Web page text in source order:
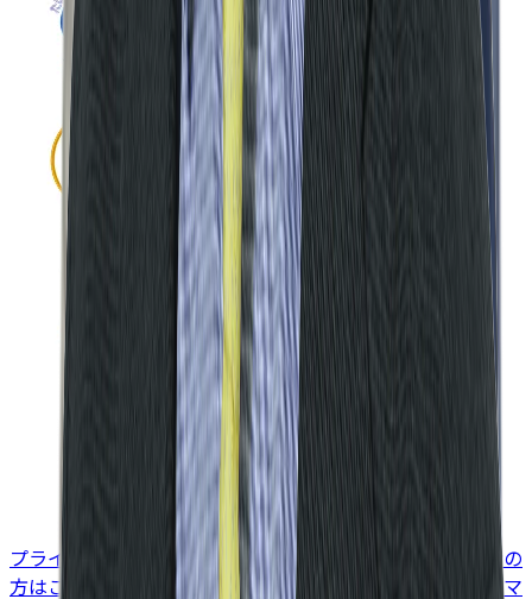
プライバシーポリシー お知らせ お問い合わせ（企業担当者の
方はこちら）
お問い合わせ（求職者の方はこちら） カスタマ